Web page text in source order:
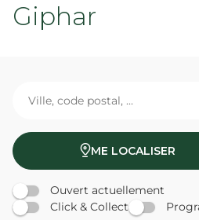
Giphar
ME LOCALISER
Ouvert actuellement
Click & Collect